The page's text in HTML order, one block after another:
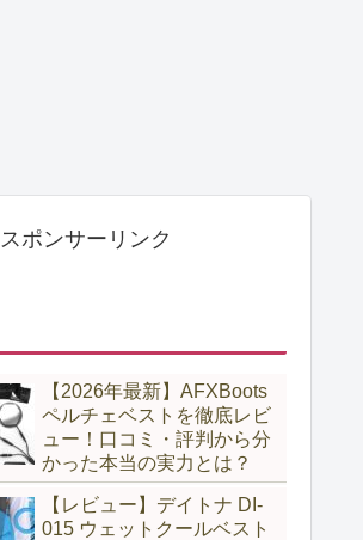
スポンサーリンク
【2026年最新】AFXBoots
ペルチェベストを徹底レビ
ュー！口コミ・評判から分
かった本当の実力とは？
【レビュー】デイトナ DI-
015 ウェットクールベスト